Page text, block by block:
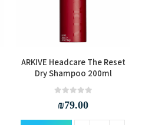
ARKIVE Headcare The Reset
Dry Shampoo 200ml
₪79.00